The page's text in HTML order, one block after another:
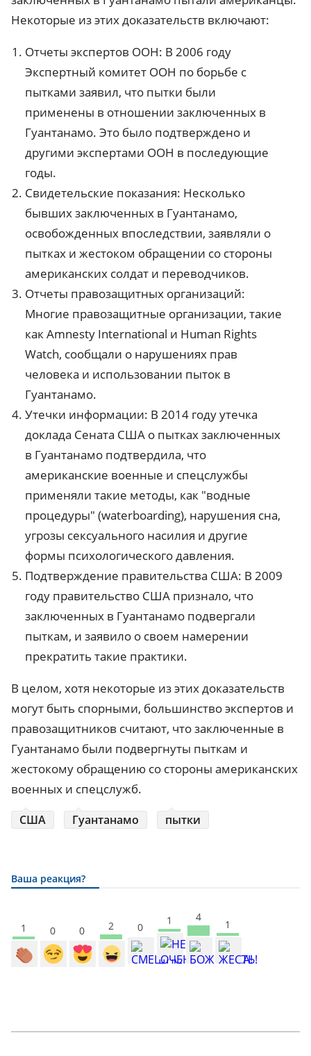
Некоторые из этих доказательств включают:
Отчеты экспертов ООН: В 2006 году
Экспертный комитет ООН по борьбе с
пытками заявил, что пытки были
применены в отношении заключенных в
Гуантанамо. Это было подтверждено и
другими экспертами ООН в последующие
годы.
Свидетельские показания: Несколько
бывших заключенных в Гуантанамо,
освобожденных впоследствии, заявляли о
пытках и жестоком обращении со стороны
американских солдат и переводчиков.
Отчеты правозащитных организаций:
Многие правозащитные организации, такие
как Amnesty International и Human Rights
Watch, сообщали о нарушениях прав
человека и использовании пыток в
Гуантанамо.
Утечки информации: В 2014 году утечка
доклада Сената США о пытках заключенных
в Гуантанамо подтвердила, что
американские военные и спецслужбы
применяли такие методы, как "водные
процедуры" (waterboarding), нарушения сна,
угрозы сексуального насилия и другие
формы психологического давления.
Подтверждение правительства США: В 2009
году правительство США признало, что
заключенных в Гуантанамо подвергали
пыткам, и заявило о своем намерении
прекратить такие практики.
В целом, хотя некоторые из этих доказательств
могут быть спорными, большинство экспертов и
правозащитников считают, что заключенные в
Гуантанамо были подвергнуты пыткам и
жестокому обращению со стороны американских
военных и спецслужб.
США Гуантанамо пытки
Ваша реакция?
1 0 0 2 0
1 4
1